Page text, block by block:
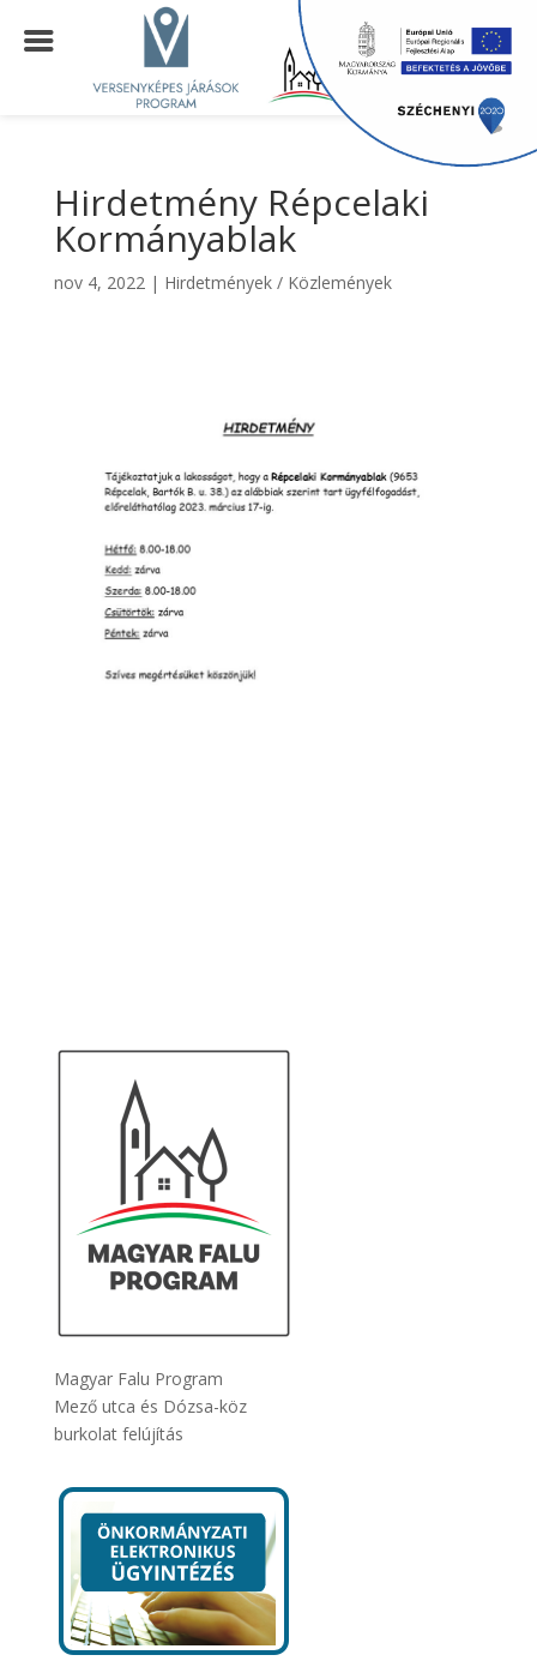
Hirdetmény Répcelaki
Kormányablak
nov 4, 2022| Hirdetmények / Közlemények
Magyar Falu Program
Mező utca és Dózsa-köz
burkolat felújítás